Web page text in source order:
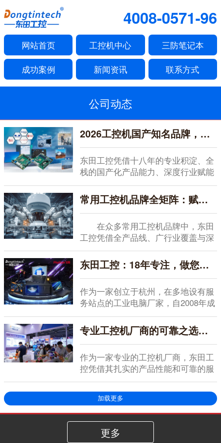
4008-0571-96
网站首页 工控机中心 三防笔记本
成功案例 新闻资讯 联系方式
公司动态
2026工控机国产知名品牌，全栈赋能，深度服务
东田工控凭借十八年的专业积淀、全
栈的国产化产品能力、深度行业赋能
的服务体系以及开...
常用工控机品牌全矩阵：赋能智能制造的硬核之选
在众多常用工控机品牌中，东田
工控凭借全产品线、广行业覆盖与深
度定制能力，成为...
东田工控：18年专注，做您信赖的工业电脑厂家
作为一家创立于杭州，在多地设有服
务站点的工业电脑厂家，自2008年成
立以来，东田...
专业工控机厂商的可靠之选：东田工控以务实品质赢得全好评认可
作为一家专业的工控机厂商，东田工
控凭借其扎实的产品性能和可靠的服
务支持，在行业内...
加载更多
更多